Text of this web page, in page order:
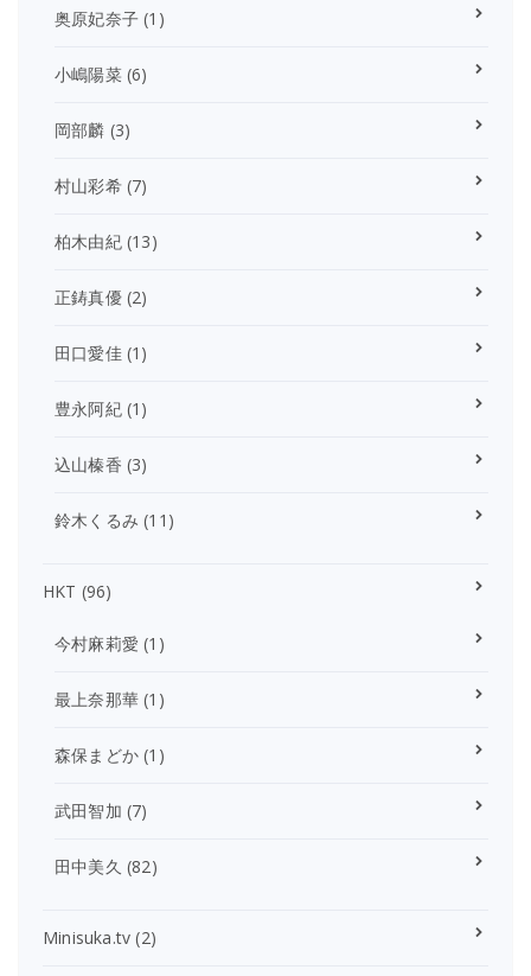
奥原妃奈子 (1)
小嶋陽菜(6)
岡部麟 (3)
村山彩希(7)
柏木由紀(13)
正鋳真優(2)
田口愛佳(1)
豊永阿紀(1)
込山榛香 (3)
鈴木くるみ (11)
HKT (96)
今村麻莉愛 (1)
最上奈那華 (1)
森保まどか (1)
武田智加 (7)
田中美久 (82)
Minisuka.tv (2)